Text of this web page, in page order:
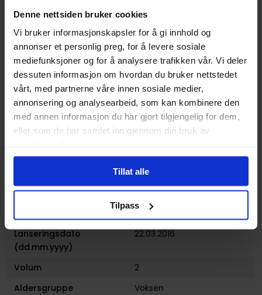
Denne nettsiden bruker cookies
Vi bruker informasjonskapsler for å gi innhold og
annonser et personlig preg, for å levere sosiale
mediefunksjoner og for å analysere trafikken vår. Vi deler
dessuten informasjon om hvordan du bruker nettstedet
vårt, med partnerne våre innen sosiale medier,
annonsering og analysearbeid, som kan kombinere den
med annen informasjon du har gjort tilgjengelig for dem,
eller som de har samlet inn gjennom din bruk av
Tillat alle
Tilpass
Varenummer
9781473698956
Vekt (Kg) :
0.280000
Opprinnelsesland :
Storbritannia
Format
Paperback
Serie
Bill Hodges Trilogy
Thriller
Antall Sider
400
Hodder
Lanseringsdato
(dd.mm.yyyy)
22.03.2016
Volum
2
Aldersgruppe
Voksen